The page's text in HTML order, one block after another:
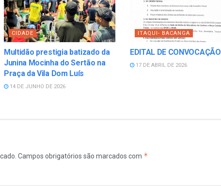
CIDADE
Multidão prestigia batizado da
Junina Mocinha do Sertão na
Praça da Vila Dom Luís
14 DE JUNHO DE 2026
ITAQUI- BACANGA
EDITAL DE CONVOCAÇÃO
17 DE ABRIL DE 2026
Campos obrigatórios são marcados com *